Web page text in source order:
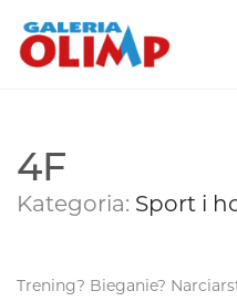
4F
Kategoria: Sport i
Trening? Bieganie?